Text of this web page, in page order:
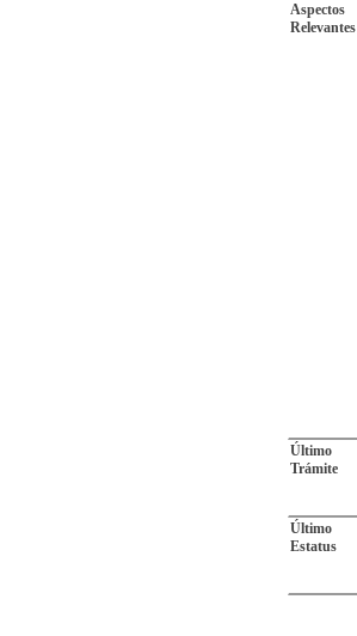
Aspectos
Relevantes
Último
Trámite
Último
Estatus